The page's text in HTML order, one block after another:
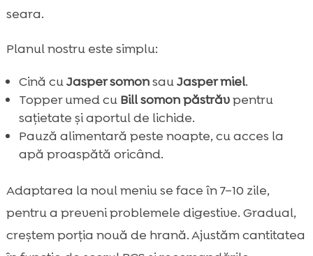
seara.
Planul nostru este simplu:
Cină cuJasper somonsauJasper miel.
Topper umed cu Bill somon păstrăvpentru
sațietate și aportul de lichide.
Pauză alimentară peste noapte, cu acces la
apă proaspătă oricând.
Adaptarea la noul meniu se face în 7–10 zile,
pentru a preveni problemele digestive. Gradual,
creștem porția nouă de hrană. Ajustăm cantitatea